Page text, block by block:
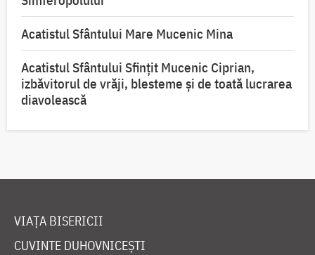
Acatistul Sfântului Mare Mucenic Mina
Acatistul Sfântului Sfințit Mucenic Ciprian,
izbăvitorul de vrăji, blesteme și de toată lucrarea
diavolească
VIAȚA BISERICII
CUVINTE DUHOVNICEȘTI